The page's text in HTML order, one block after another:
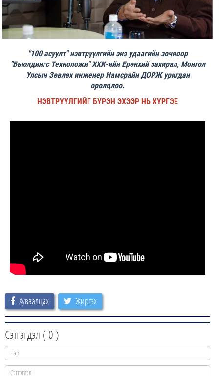
"100 асуулт" нэвтрүүлгийн энэ удаагийн зочноор
"Бьюлдингс Техноложи" ХХК-ийн Ерөнхий захирал, Монгол
Улсын Зөвлөх инженер Намсрайн ДОРЖ уригдан
оролцлоо.
НЭВТРҮҮЛГИЙГ БҮРЭН ЭХЭЭР НЬ ХҮРГЭЕ
Хуваалцах Жиргэх
Сэтгэгдэл ( 0 )